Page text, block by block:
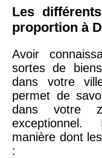
75019 -
Paris
arrondissement
51100 -Reims
75013 -
Paris
13ème
arrondissement
Les
proportion à
Avoir
sortes de
dans votre
permet de
dans votre
manière dont
: